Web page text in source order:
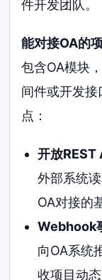
件开发团队。
能对接OA的
包含OA模块
间件或开发
点：
开放REST
外部系统
OA对接的
Webhook
向OA系统
收项目动态